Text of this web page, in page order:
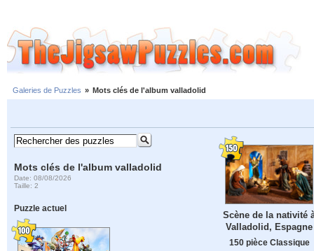
Galeries de Puzzles » Mots clés de l'album valladolid
Mots clés de l'album valladolid
Date: 08/08/2026
Taille: 2
Puzzle actuel
Scène de la nativité
Valladolid, Espagne
150 pièce Classique